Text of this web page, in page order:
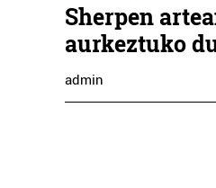
Sherpen
aurkeztuko
admin